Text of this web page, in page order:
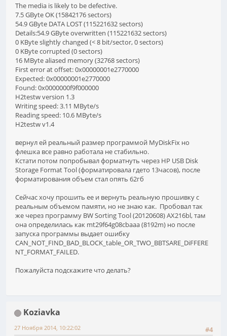
The media is likely to be defective.
7.5 GByte OK (15842176 sectors)
54.9 GByte DATA LOST (115221632 sectors)
Details:54.9 GByte overwritten (115221632 sectors)
0 KByte slightly changed (< 8 bit/sector, 0 sectors)
0 KByte corrupted (0 sectors)
16 MByte aliased memory (32768 sectors)
First error at offset: 0x00000001e2770000
Expected: 0x00000001e2770000
Found: 0x0000000f9f000000
H2testw version 1.3
Writing speed: 3.11 MByte/s
Reading speed: 10.6 MByte/s
H2testw v1.4
вернул ей реальный размер программой MyDiskFix но
флешка все равно работала не стабильно.
Кстати потом попробывал форматнуть через HP USB Disk
Storage Format Tool (форматировала гдето 13часов), после
форматирования объем стал опять 62гб
Сейчас хочу прошить ее и вернуть реальную прошивку с
реальным объемом памяти, но не знаю как. Пробовал так
же через программу BW Sorting Tool (20120608) AX216bl, там
она определилась как mt29f64g08cbaaa (8192m) но после
запуска программы выдает ошибку
CAN_NOT_FIND_BAD_BLOCK_table_OR_TWO_BBTSARE_DiFFERE
NT_FORMAT_FAILED.
Пожалуйста подскажите что делать?
Koziavka
#4
27 Ноября 2014, 10:22:02